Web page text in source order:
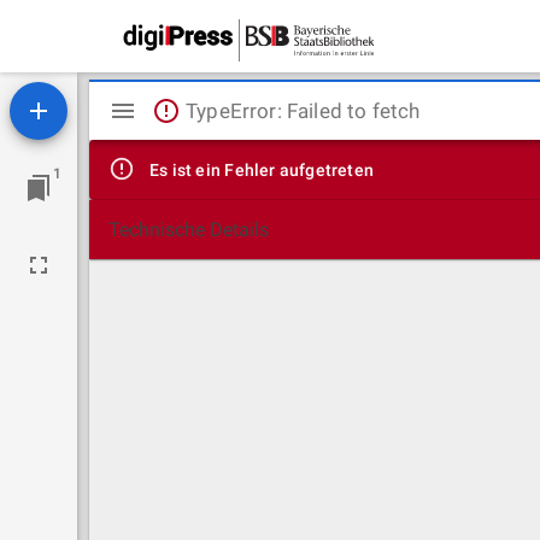
1
Mirador
Viewer
TypeError: Failed to fetch
Es ist ein Fehler aufgetreten
Technische Details